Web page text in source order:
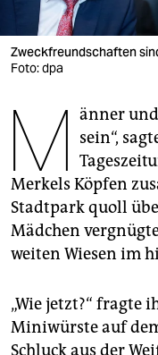
veranstaltungen
shop
unterstützen
abo
genossenschaft
epaper login
Zweckfreundschaften
Foto: dpa
M änner
sein“,
Merkels Köpfen
Stadtpark quoll
Mädchen
weiten Wiesen im
„Wie jetzt?“ fragte
Miniwürste auf
Schluck aus der